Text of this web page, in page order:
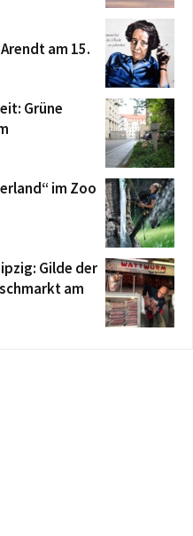
am 15.
Grüne
im Zoo
Gilde der
am